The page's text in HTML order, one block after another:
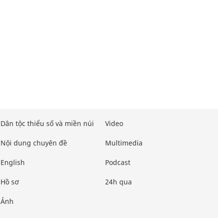
Dân tộc thiểu số và miền núi
Nội dung chuyên đề
English
Hồ sơ
Ảnh
Video
Multimedia
Podcast
24h qua